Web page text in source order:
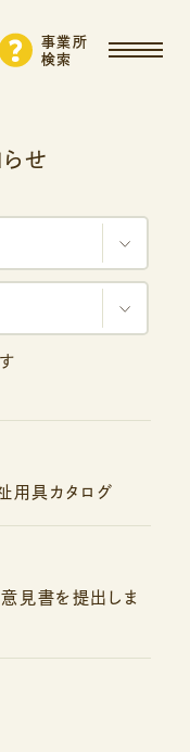
事業所
検索
せ
具カタログ
見書を提出しま